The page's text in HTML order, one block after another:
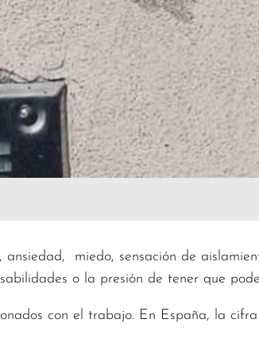
miedo, sensación de
o la presión de tener que
con el trabajo. En España, la cifra